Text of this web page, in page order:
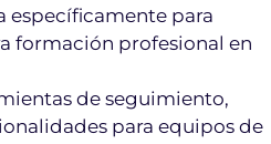
específicamente para
formación profesional en
de seguimiento,
para equipos de